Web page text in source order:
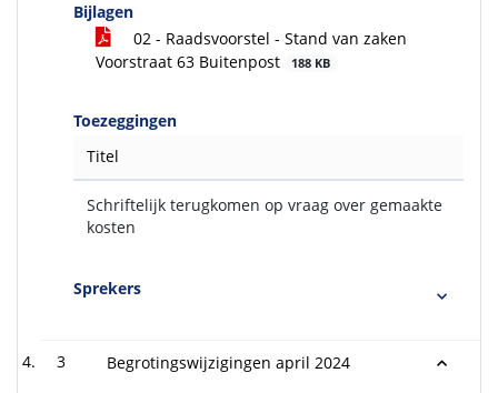
Bijlagen
02 - Raadsvoorstel - Stand van zaken
Voorstraat 63 Buitenpost
188 KB
Toezeggingen
Titel
Schriftelijk terugkomen op vraag over gemaakte
kosten
Sprekers
3
Begrotingswijzigingen april 2024